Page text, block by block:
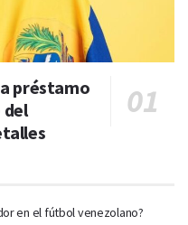
préstamo
del
en el fútbol venezolano?